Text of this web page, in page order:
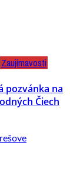
Zaujímavosti
pozvánka na
Čiech